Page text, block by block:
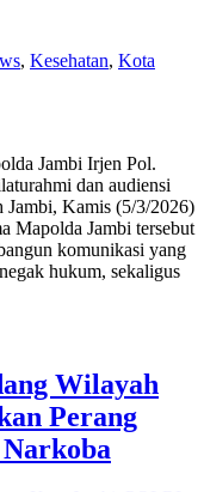
, Kesehatan, Kota
Jambi Irjen Pol.
dan audiensi
Kamis (5/3/2026)
Mapolda Jambi tersebut
komunikasi yang
hukum, sekaligus
Wilayah
Perang